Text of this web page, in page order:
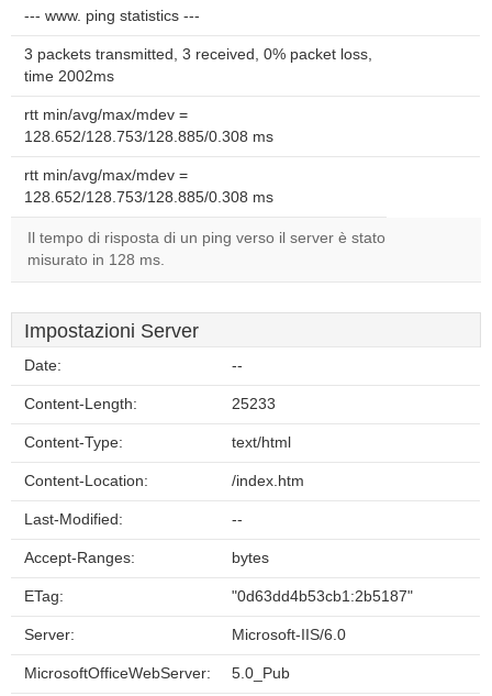
--- www. ping statistics ---
3 packets transmitted, 3 received, 0% packet loss,
time 2002ms
rtt min/avg/max/mdev =
128.652/128.753/128.885/0.308 ms
rtt min/avg/max/mdev =
128.652/128.753/128.885/0.308 ms
Il tempo di risposta di un ping verso il server è stato
misurato in 128 ms.
Impostazioni Server
Date: --
Content-Length: 25233
Content-Type: text/html
Content-Location: /index.htm
Last-Modified: --
Accept-Ranges: bytes
ETag: "0d63dd4b53cb1:2b5187"
Server: Microsoft-IIS/6.0
MicrosoftOfficeWebServer: 5.0_Pub